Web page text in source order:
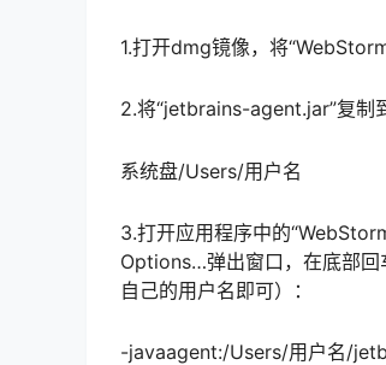
1.打开dmg镜像，将
2.将“jetbrains-agent.jar”复制
系统盘/Users/用户名
3.打开应用程序中的
Options…弹出窗口，在底部回
自己的用户名即可）：
-javaagent:/Users/用户名/